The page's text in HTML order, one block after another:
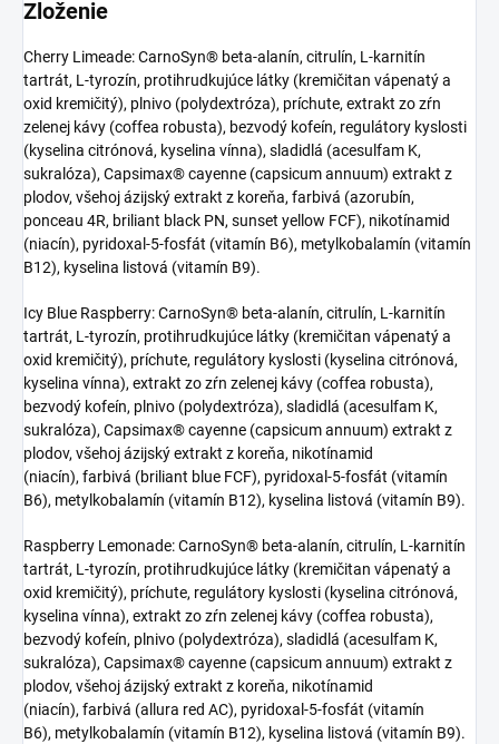
Zloženie
Cherry Limeade: CarnoSyn® beta-alanín, citrulín, L-karnitín
tartrát, L-tyrozín, protihrudkujúce látky (kremičitan vápenatý a
oxid kremičitý), plnivo (polydextróza), príchute, extrakt zo zŕn
zelenej kávy (coffea robusta), bezvodý kofeín, regulátory kyslosti
(kyselina citrónová, kyselina vínna), sladidlá (acesulfam K,
sukralóza), Capsimax® cayenne (capsicum annuum) extrakt z
plodov, všehoj ázijský extrakt z koreňa, farbivá (azorubín,
ponceau 4R, briliant black PN, sunset yellow FCF), nikotínamid
(niacín), pyridoxal-5-fosfát (vitamín B6), metylkobalamín (vitamín
B12), kyselina listová (vitamín B9).
Icy Blue Raspberry: CarnoSyn® beta-alanín, citrulín, L-karnitín
tartrát, L-tyrozín, protihrudkujúce látky (kremičitan vápenatý a
oxid kremičitý), príchute, regulátory kyslosti (kyselina citrónová,
kyselina vínna), extrakt zo zŕn zelenej kávy (coffea robusta),
bezvodý kofeín, plnivo (polydextróza), sladidlá (acesulfam K,
sukralóza), Capsimax® cayenne (capsicum annuum) extrakt z
plodov, všehoj ázijský extrakt z koreňa, nikotínamid
(niacín), farbivá (briliant blue FCF), pyridoxal-5-fosfát (vitamín
B6), metylkobalamín (vitamín B12), kyselina listová (vitamín B9).
Raspberry Lemonade: CarnoSyn® beta-alanín, citrulín, L-karnitín
tartrát, L-tyrozín, protihrudkujúce látky (kremičitan vápenatý a
oxid kremičitý), príchute, regulátory kyslosti (kyselina citrónová,
kyselina vínna), extrakt zo zŕn zelenej kávy (coffea robusta),
bezvodý kofeín, plnivo (polydextróza), sladidlá (acesulfam K,
sukralóza), Capsimax® cayenne (capsicum annuum) extrakt z
plodov, všehoj ázijský extrakt z koreňa, nikotínamid
(niacín), farbivá (allura red AC), pyridoxal-5-fosfát (vitamín
B6), metylkobalamín (vitamín B12), kyselina listová (vitamín B9).